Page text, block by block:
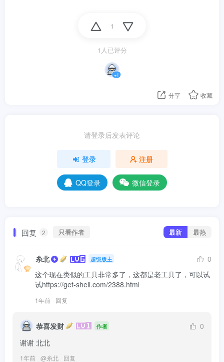
1
1人已评分
+1
分享 收藏
请登录后发表评论
登录 注册
QQ登录 微信登录
回复 2 只看作者 最新 最热
糸北 超级版主
0
这个现在类似的工具非常多了，这都是老工具了，可以试
试https://get-shell.com/2388.html
1年前 回复
恭喜发财 作者
0
谢谢 北北
1年前 @糸北 回复